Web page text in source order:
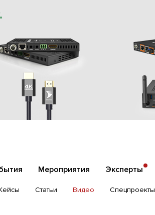
Мероприятия Эксперты
Статьи Видео Спецпроекты